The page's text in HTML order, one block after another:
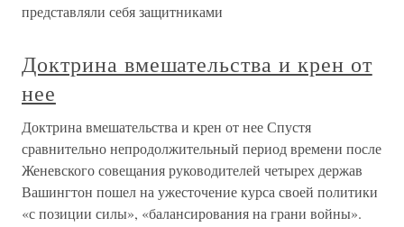
представляли себя защитниками
Доктрина вмешательства и крен от
нее
Доктрина вмешательства и крен от нее Спустя
сравнительно непродолжительный период времени после
Женевского совещания руководителей четырех держав
Вашингтон пошел на ужесточение курса своей политики
«с позиции силы», «балансирования на грани войны».